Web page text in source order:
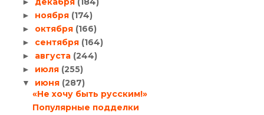
► ноября (174)
► октября (166)
► сентября (164)
► августа (244)
► июля (255)
▼ июня (287)
«Не хочу быть русским!»
Популярные подделки